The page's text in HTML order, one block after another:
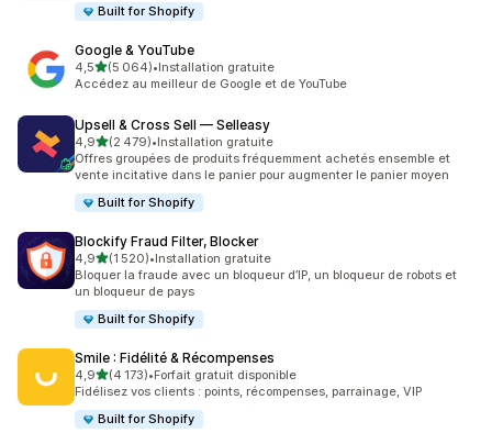
Built for Shopify
Google & YouTube
4,5étoile(s) sur 5
(5 064)
5064 avis au total
•Installation gratuite
Accédez au meilleur de Google et de YouTube
Upsell & Cross Sell — Selleasy
4,9étoile(s) sur 5
(2 479)
2479 avis au total
•Installation gratuite
Offres groupées de produits fréquemment achetés ensemble et
vente incitative dans le panier pour augmenter le panier moyen
Built for Shopify
Blockify Fraud Filter, Blocker
4,9étoile(s) sur 5
(1 520)
1520 avis au total
•Installation gratuite
Bloquer la fraude avec un bloqueur d’IP, un bloqueur de robots et
un bloqueur de pays
Built for Shopify
Smile : Fidélité & Récompenses
4,9étoile(s) sur 5
(4 173)
4173 avis au total
•Forfait gratuit disponible
Fidélisez vos clients : points, récompenses, parrainage, VIP
Built for Shopify